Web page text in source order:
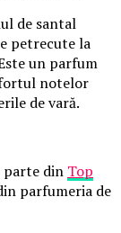
de santal
petrecute la
un parfum
notelor
de vară.
parte din Top
parfumeria de